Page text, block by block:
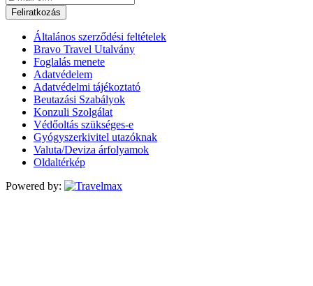
Feliratkozás
Általános szerződési feltételek
Bravo Travel Utalvány
Foglalás menete
Adatvédelem
Adatvédelmi tájékoztató
Beutazási Szabályok
Konzuli Szolgálat
Védőoltás szükséges-e
Gyógyszerkivitel utazóknak
Valuta/Deviza árfolyamok
Oldaltérkép
Powered by: